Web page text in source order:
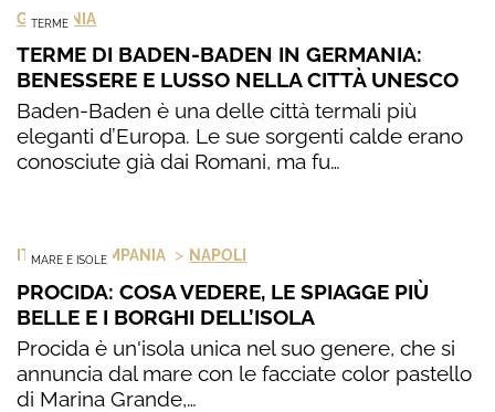
TERME
GERMANIA
TERME DI BADEN-BADEN IN GERMANIA:
BENESSERE E LUSSO NELLA CITTÀ UNESCO
Baden-Baden è una delle città termali più
eleganti d’Europa. Le sue sorgenti calde erano
conosciute già dai Romani, ma fu…
MARE E ISOLE
ITALIA > CAMPANIA > NAPOLI
PROCIDA: COSA VEDERE, LE SPIAGGE PIÙ
BELLE E I BORGHI DELL’ISOLA
Procida è un'isola unica nel suo genere, che si
annuncia dal mare con le facciate color pastello
di Marina Grande,…